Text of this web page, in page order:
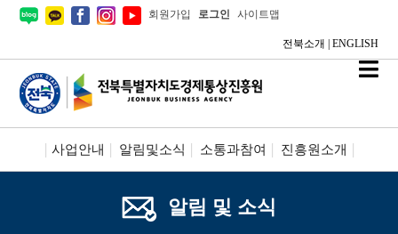
회원가입 로그인 사이트맵
전북소개 ENGLISH
사업안내 알림및소식 소통과참여 진흥원소개
알림 및 소식